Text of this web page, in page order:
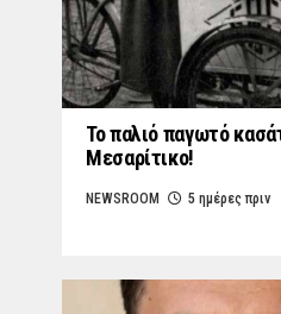
Το παλιό παγωτό
Μεσαρίτικο!
NEWSROOM 5 ημέρες πριν